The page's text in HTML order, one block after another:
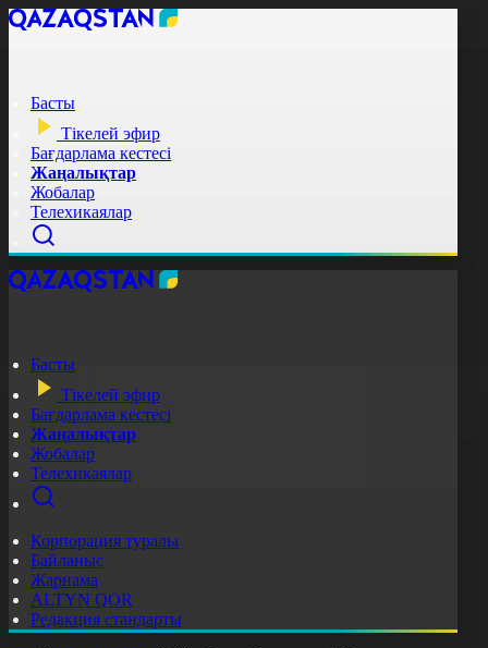
Басты
Тікелей эфир
Бағдарлама кестесі
Жаңалықтар
Жобалар
Телехикаялар
Басты
Тікелей эфир
Бағдарлама кестесі
Жаңалықтар
Жобалар
Телехикаялар
Корпорация туралы
Байланыс
Жарнама
ALTYN QOR
Редакция стандарты